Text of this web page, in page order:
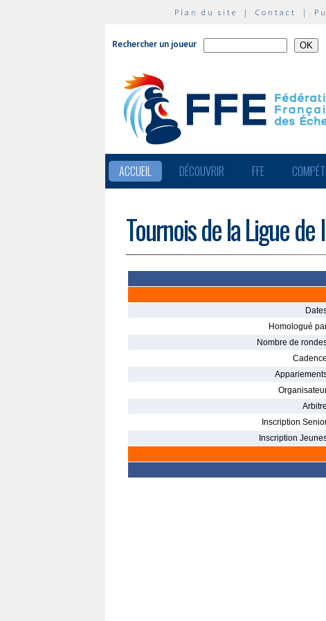
Plan du site | Contact |
Rechercher un joueur
ACCUEIL DÉCOUVRIR FFE
Tournois de la Ligue de
Homologué
Nombre de
Inscription
Inscription